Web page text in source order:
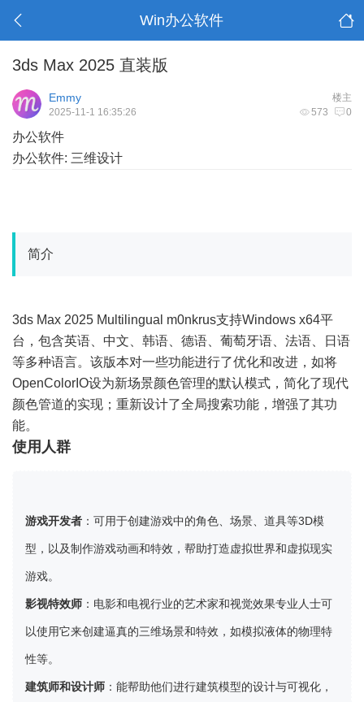
Win办公软件
3ds Max 2025 直装版
楼主
Emmy
573 0
2025-11-1 16:35:26
办公软件
办公软件: 三维设计
简介
3ds Max 2025 Multilingual m0nkrus支持Windows x64平
台，包含英语、中文、韩语、德语、葡萄牙语、法语、日语
等多种语言。该版本对一些功能进行了优化和改进，如将
OpenColorIO设为新场景颜色管理的默认模式，简化了现代
颜色管道的实现；重新设计了全局搜索功能，增强了其功
能。
使用人群
游戏开发者 ：可用于创建游戏中的角色、场景、道具等3D模
型，以及制作游戏动画和特效，帮助打造虚拟世界和虚拟现实
游戏。
影视特效师 ：电影和电视行业的艺术家和视觉效果专业人士可
以使用它来创建逼真的三维场景和特效，如模拟液体的物理特
性等。
建筑师和设计师 ：能帮助他们进行建筑模型的设计与可视化，